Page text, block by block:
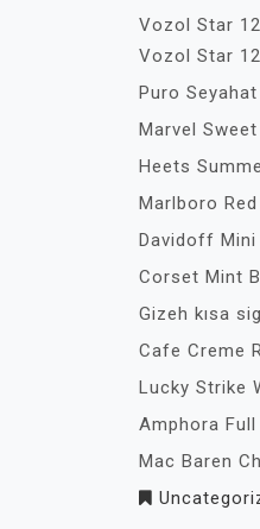
Vozol Star
Vozol Star
Puro
Marvel
Heets
Marlboro
Davidoff Mini
Corset Mint
Gizeh kısa
Cafe Creme
Lucky Strike
Amphora
Mac Baren